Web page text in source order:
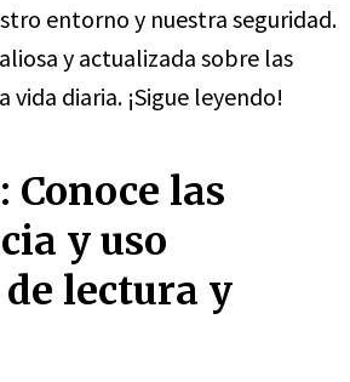
entorno y nuestra seguridad.
y actualizada sobre las
diaria. ¡Sigue leyendo!
las
y uso
lectura y